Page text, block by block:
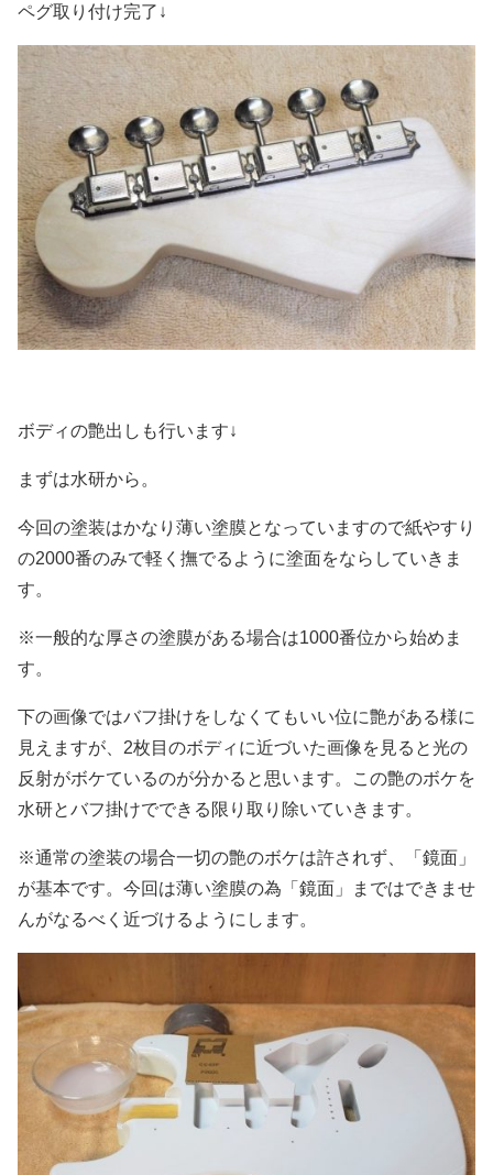
ペグ取り付け完了↓
ボディの艶出しも行います↓
まずは水研から。
今回の塗装はかなり薄い塗膜となっていますので紙やすり
の2000番のみで軽く撫でるように塗面をならしていきま
す。
※一般的な厚さの塗膜がある場合は1000番位から始めま
す。
下の画像ではバフ掛けをしなくてもいい位に艶がある様に
見えますが、2枚目のボディに近づいた画像を見ると光の
反射がボケているのが分かると思います。この艶のボケを
水研とバフ掛けでできる限り取り除いていきます。
※通常の塗装の場合一切の艶のボケは許されず、「鏡面」
が基本です。今回は薄い塗膜の為「鏡面」まではできませ
んがなるべく近づけるようにします。